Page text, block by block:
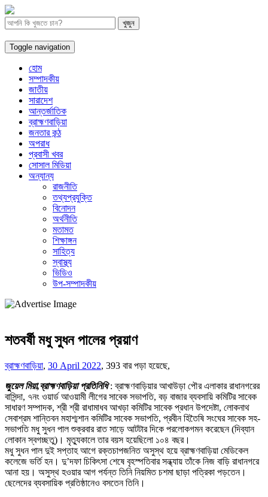
Toggle navigation
হোম
সম্পাদকীয়
জাতীয়
সারাদেশ
আন্তর্জাতিক
ব্রাহ্মণবাড়িয়া
জনতার কন্ঠ
অপরাধ
প্রবাসী খবর
সোসাল মিডিয়া
অন্যান্য
রাজনীতি
তথ্যপ্রযুক্তি
বিনোদন
অর্থনীতি
মতামত
শিক্ষাঙ্গন
সাহিত্য
স্বাস্থ্য
ভিডিও
উপ-সম্পাদকীয়
শতবর্ষী মধু সুধন পালের প্রয়াণ
ব্রাহ্মণবাড়িয়া, 30 April 2022, 393 বার পড়া হয়েছে,
জুয়েল মিয়া,ব্রাহ্মণবাড়িয়া প্রতিনিধি: ব্রাহ্মণবাড়িয়ার আখাউড়া পৌর এলাকার রাধানগরের
বাসিন্দা, ৭নং ওয়ার্ড আওয়ামী লীগের সাবেক সভাপতি, বড় বাজার ব্যবসায়ি কমিটির সাবেক
সাধারণ সম্পাদক, শ্রী শ্রী রাধামাধব আখড়া কমিটির সাবেক প্রধান উপদেষ্টা, লোকনাথ
সেবাশ্রম শান্তিবন মহাশ্মশান কমিটির সাবেক সভাপতি, প্রবীন হিতৈষি সংঘের সাবেক সহ-
সভাপতি মধু সুধন পাল শুক্রবার রাত সাড়ে আটটার দিকে পরলোকগমন করেছেন (দিব্যান
লোকান স্বগচ্ছতু)। মৃত্যুকালে তার বয়স হয়েছিলো ১০৪ বছর।
মধু সুধন পাল দুই সপ্তাহ আগে রক্তচাপজনিত অসুস্থ হয়ে ব্রাহ্মণবাড়িয়া মেডিকেল
কলেজে ভর্তি হন। দু’দফা চিকিৎসা শেষে বৃহস্পতিবার সন্ধ্যায় তাঁকে নিজ বাড়ি রাধানগরে
আনা হয়। অসুস্থ হওয়ার আগ পর্যন্ত তিনি নিয়মিত চশমা ছাড়া পত্রিকা পড়তেন।
ছেলেদের ব্যবসায়িক প্রতিষ্ঠানেও বসতেন তিনি।